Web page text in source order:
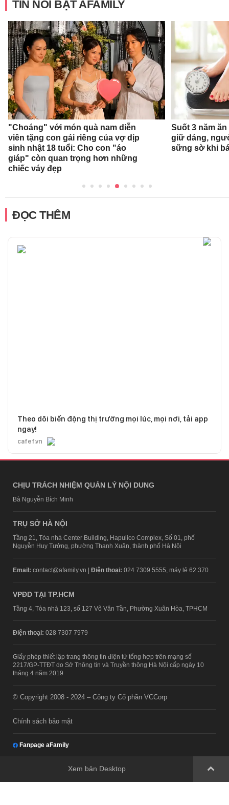
TIN NỔI BẬT AFAMILY
"Choáng" với món quà nam diễn
viên tặng con gái riêng của vợ dịp
sinh nhật 18 tuổi: Cho con "áo
giáp" còn quan trọng hơn những
chiếc váy đẹp
Suốt 3 năm
giữ dáng,
sững sờ khi
ĐỌC THÊM
Theo dõi biến động thị trường mọi lúc, mọi nơi, tải app
ngay!
cafef.vn
CHỊU TRÁCH NHIỆM QUẢN LÝ NỘI DUNG
Bà Nguyễn Bích Minh
TRỤ SỞ HÀ NỘI
Tầng 21, Tòa nhà Center Building, Hapulico Complex, Số 01, phố
Nguyễn Huy Tưởng, phường Thanh Xuân, thành phố Hà Nội
Email: contact@afamily.vn | Điện thoại: 024 7309 5555, máy lẻ 62.370
VPĐD TẠI TP.HCM
Tầng 4, Tòa nhà 123, số 127 Võ Văn Tần, Phường Xuân Hòa, TPHCM
Điện thoại: 028 7307 7979
Giấy phép thiết lập trang thông tin điện tử tổng hợp trên mạng số
2217/GP-TTĐT do Sở Thông tin và Truyền thông Hà Nội cấp ngày 10
tháng 4 năm 2019
© Copyright 2008 - 2024 – Công ty Cổ phần VCCorp
Chính sách bảo mật
Fanpage aFamily
Xem bản Desktop